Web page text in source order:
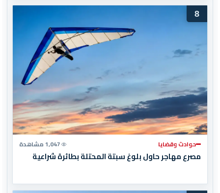
8
حوادث وقضايا 1,047 مشاهدة
مصرع مهاجر حاول بلوغ سبتة المحتلة بطائرة شراعية